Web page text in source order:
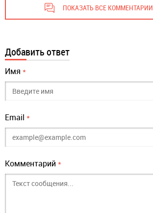
ПОКАЗАТЬ ВСЕ КОММЕНТАРИИ
Добавить ответ
Имя *
Email *
Комментарий *